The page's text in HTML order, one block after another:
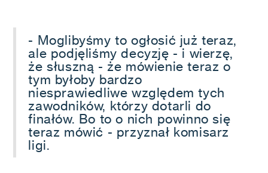
- Moglibyśmy to ogłosić już teraz,
ale podjęliśmy decyzję - i wierzę,
że słuszną - że mówienie teraz o
tym byłoby bardzo
niesprawiedliwe względem tych
zawodników, którzy dotarli do
finałów. Bo to o nich powinno się
teraz mówić - przyznał komisarz
ligi.